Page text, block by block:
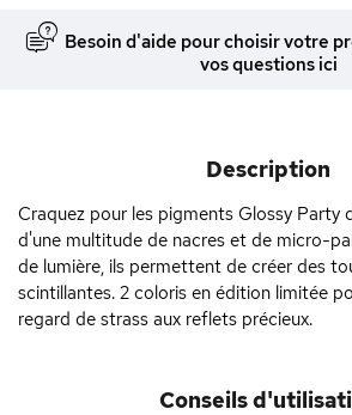
Besoin d'aide pour choisir votre
vos questions ici
Description
Craquez pour les pigments Glossy Party
d'une multitude de nacres et de micro-
de lumière, ils permettent de créer des
scintillantes. 2 coloris en édition limitée
regard de strass aux reflets précieux.
Conseils